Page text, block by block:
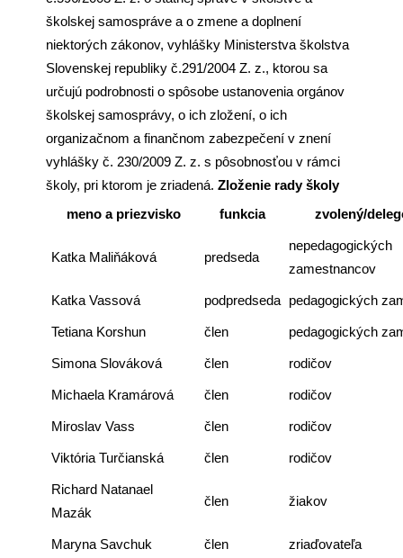
školskej samospráve a o zmene a doplnení
niektorých zákonov, vyhlášky Ministerstva školstva
Slovenskej republiky č.291/2004 Z. z., ktorou sa
určujú podrobnosti o spôsobe ustanovenia orgánov
školskej samosprávy, o ich zložení, o ich
organizačnom a finančnom zabezpečení v znení
vyhlášky č. 230/2009 Z. z. s pôsobnosťou v rámci
školy, pri ktorom je zriadená.Zloženie rady školy
meno a priezvisko
funkcia zvolený/
Katka Maliňáková predseda
nepedagogických
zamestnancov
Katka Vassová podpredseda pedagogických
Tetiana Korshun člen pedagogických
Simona Slováková člen rodičov
Michaela Kramárová člen rodičov
Miroslav Vass člen rodičov
Viktória Turčianská člen rodičov
Richard Natanael
Mazák
člen žiakov
Maryna Savchuk člen zriaďovateľa